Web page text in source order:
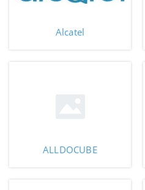
Alcatel
ALLDOCUBE